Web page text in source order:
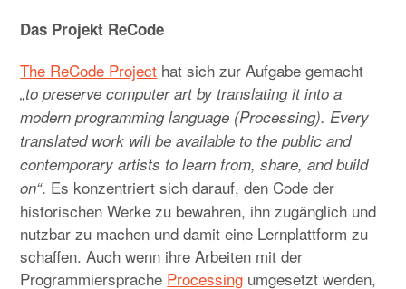
Child-
Menü
Child-
Menü
Child-
Menü
Menü
online sources
projects
tools
about me
my websites Menü
imprint/privacy
Das Projekt ReCode
The ReCode Project hat sich zur Aufgabe gemacht
„to preserve computer art by translating it into a
modern programming language (Processing). Every
translated work will be available to the public and
contemporary artists to learn from, share, and build
on“. Es konzentriert sich darauf, den Code der
historischen Werke zu bewahren, ihn zugänglich und
nutzbar zu machen und damit eine Lernplattform zu
schaffen. Auch wenn ihre Arbeiten mit der
Programmiersprache Processing umgesetzt werden,